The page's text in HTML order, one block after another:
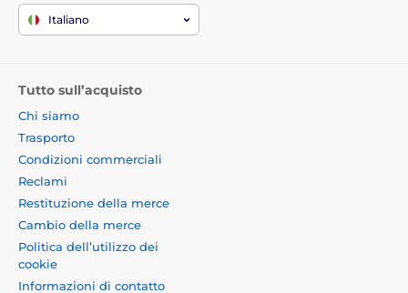
Materiale: vetro temperato 9H + pellicola PET
Grado di copertura schermo: copre tutto lo schermo
Spessore: 0,30 mm
Rivestimento oleofobo: sì
Certificazioni: Biomaster, PZH
Vetro ibrido
Panno umido
Adesivi antipolvere
Italiano
Tutto sull’acquisto
Chi siamo
Trasporto
Condizioni commerciali
Reclami
Restituzione della merce
Cambio della merce
Politica dell’utilizzo dei
cookie
Informazioni di contatto